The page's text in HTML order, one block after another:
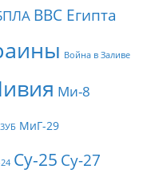
ВВС Египта
Война в Заливе
Ми-8
МиГ-29
Су-25 Су-27